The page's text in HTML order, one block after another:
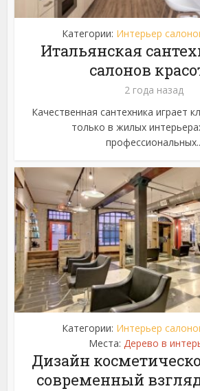
Категории: Интерьер
Итальянская
салонов
2 года назад
Качественная сантехника играет
только в жилых
Категории: Интерьер
Места: Дерево в
Дизайн
современный